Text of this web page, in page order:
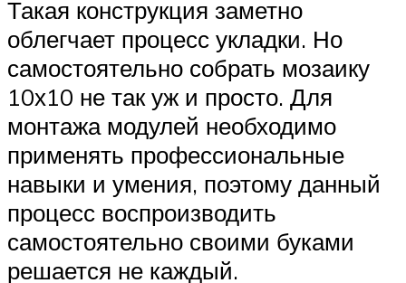
Такая конструкция заметно
облегчает процесс укладки. Но
самостоятельно собрать мозаику
10х10 не так уж и просто. Для
монтажа модулей необходимо
применять профессиональные
навыки и умения, поэтому данный
процесс воспроизводить
самостоятельно своими буками
решается не каждый.